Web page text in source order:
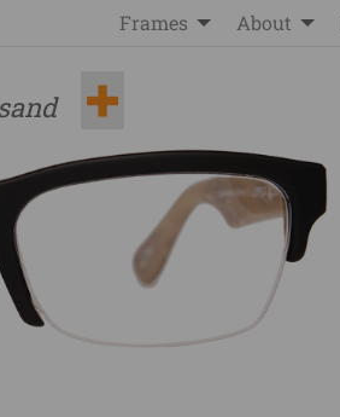
Frames About